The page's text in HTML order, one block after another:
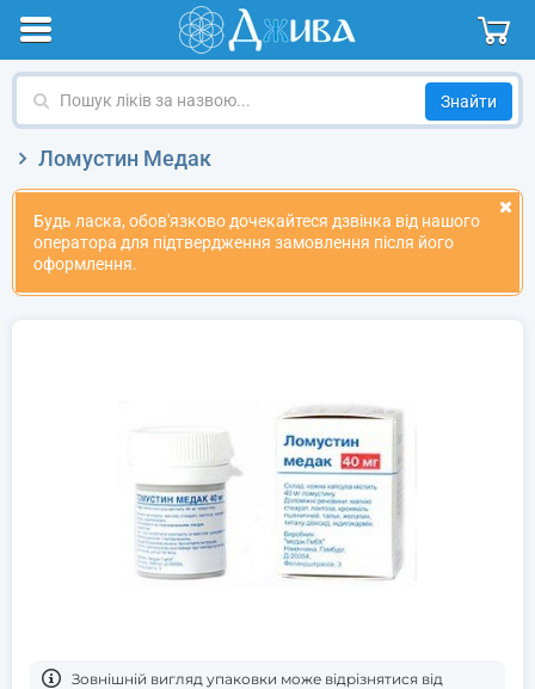
Пошук
назвою
Ломустин Медак
Будь ласка, обов'язково дочекайтеся дзвінка від нашого
оператора для підтвердження замовлення після його
оформлення.
Зовнішній вигляд упаковки може відрізнятися від